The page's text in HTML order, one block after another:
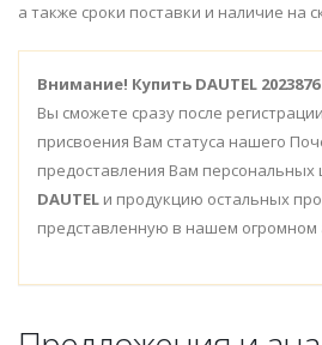
а также сроки поставки и наличие на
Внимание! Купить DAUTEL
Вы сможете сразу после
присвоения Вам статуса нашего
предоставления Вам персональных
DAUTEL и продукцию остальных
представленную в нашем огромном